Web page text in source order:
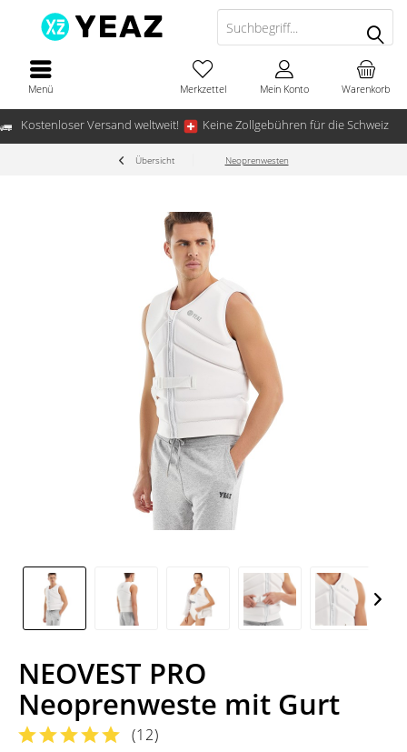
Kostenloser Versand weltweit! Keine Zollgebühren für die Schweiz
Menü Warenkorb
Merkzettel Mein Konto
Übersicht Neoprenwesten
NEOVEST PRO
Neoprenweste mit Gurt
(12)